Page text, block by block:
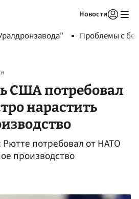
Новости
Проблемы с
США потребовал
нарастить
Рютте потребовал от НАТО
производство